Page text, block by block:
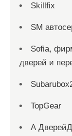
Skillfix
SM
Sofia,
дверей и
TopGear
А